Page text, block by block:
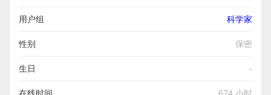
用户组 科学家
性别 保密
生日 -